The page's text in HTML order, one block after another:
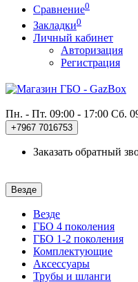
Сравнение0
Закладки0
Личный кабинет
Авторизация
Регистрация
Пн. - Пт. 09:00 - 17:00 Сб.
+7967 7016753
Заказать обратный
Везде
Везде
ГБО 4 поколения
ГБО 1-2 поколения
Комплектующие
Аксессуары
Трубы и шланги